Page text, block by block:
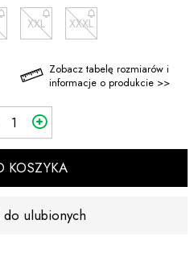
XXL XXXL
Zobacz tabelę rozmiarów i
informacje o produkcie >>
KOSZYKA
do ulubionych